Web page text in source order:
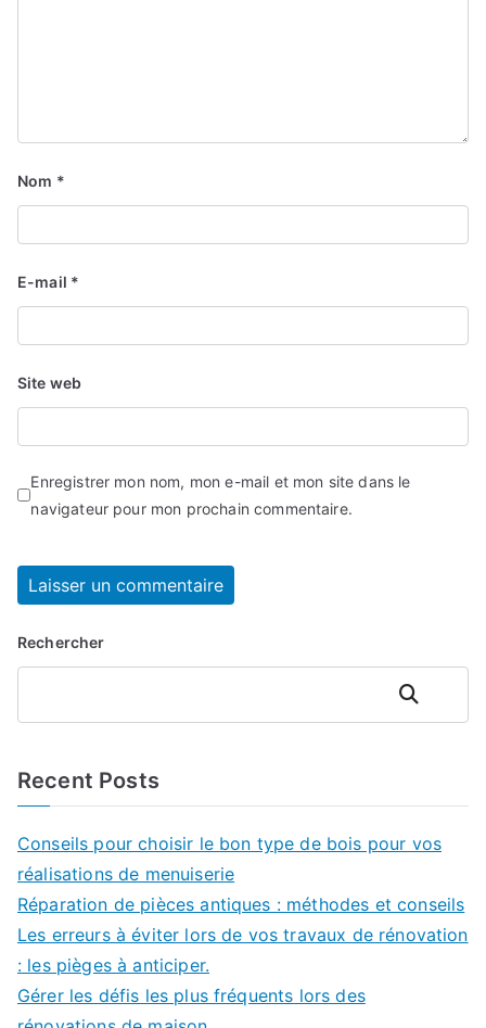
Nom *
E-mail *
Site web
Enregistrer mon nom, mon e-mail et mon site dans le
navigateur pour mon prochain commentaire.
Rechercher
Rechercher
Recent Posts
Conseils pour choisir le bon type de bois pour vos
réalisations de menuiserie
Réparation de pièces antiques : méthodes et conseils
Les erreurs à éviter lors de vos travaux de rénovation
: les pièges à anticiper.
Gérer les défis les plus fréquents lors des